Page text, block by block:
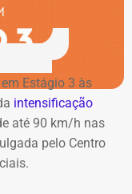
Federal da
da Bahia
foi mãe do
dos principais
em lilás em
Penha.
Mulher
Estágio 3 às
intensificação
até 90 km/h nas
pelo Centro